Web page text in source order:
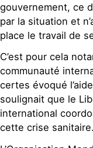
gouvernement, ce
par la situation et
place le travail de
C’est pour cela
communauté
certes évoqué
soulignait que le
international
cette crise sanitaire.